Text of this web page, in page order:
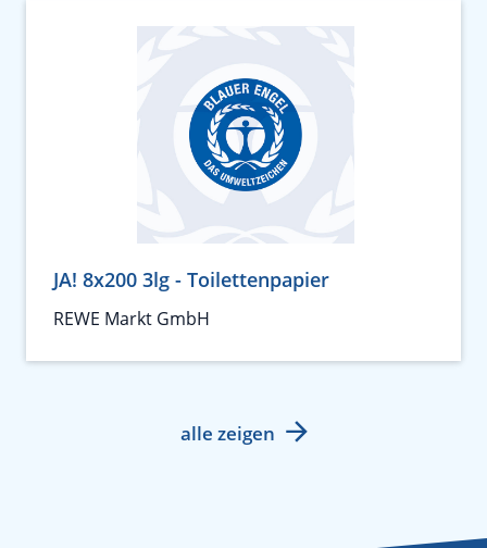
JA! 8x200 3lg - Toilettenpapier
REWE Markt GmbH
alle zeigen